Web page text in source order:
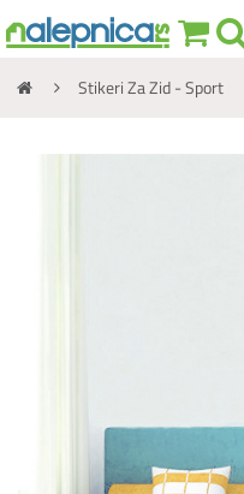
Stikeri Za Zid - Sport